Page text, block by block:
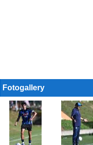
Fotogallery